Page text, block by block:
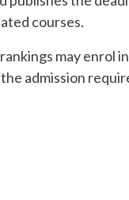
courses.
may enrol
admission